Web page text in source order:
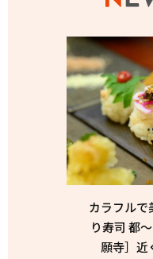
カラフルで
り寿司 都
願寺］近